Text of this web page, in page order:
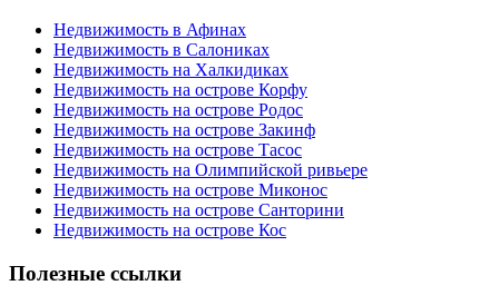
Недвижимость в Афинах
Недвижимость в Салониках
Недвижимость на Халкидиках
Недвижимость на острове Корфу
Недвижимость на острове Родос
Недвижимость на острове Закинф
Недвижимость на острове Тасос
Недвижимость на Олимпийской ривьере
Недвижимость на острове Миконос
Недвижимость на острове Санторини
Недвижимость на острове Кос
Полезные ссылки